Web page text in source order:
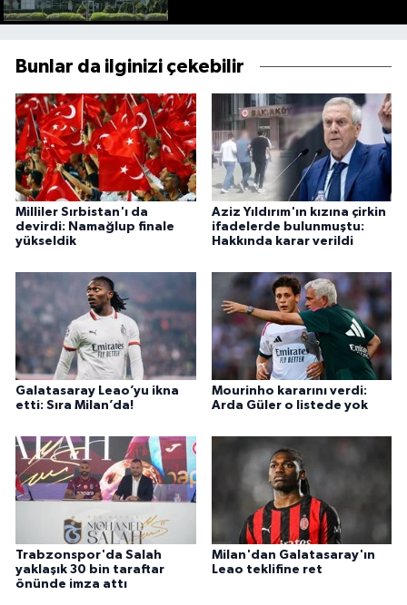
Bunlar da ilginizi çekebilir
Milliler Sırbistan'ı da
devirdi: Namağlup finale
yükseldik
Aziz Yıldırım'ın kızına çirkin
ifadelerde bulunmuştu:
Hakkında karar verildi
Galatasaray Leao’yu ikna
etti: Sıra Milan’da!
Mourinho kararını verdi:
Arda Güler o listede yok
Trabzonspor'da Salah
yaklaşık 30 bin taraftar
önünde imza attı
Milan'dan Galatasaray'ın
Leao teklifine ret